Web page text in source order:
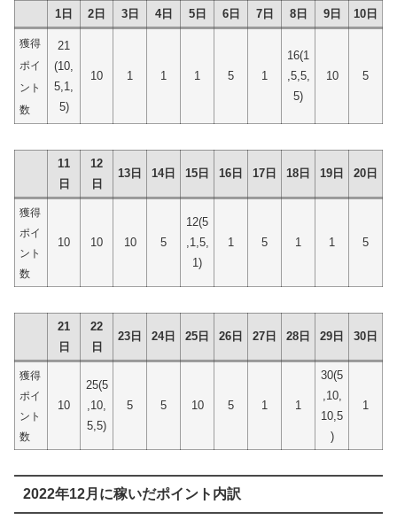
1日 2日 3日 4日 5日 6日 7日 8日 9日 10日
獲得
ポイ
ント
数
21
(10,
5,1,
5)
10 1 1 1 5 1
16(1
,5,5,
5)
10 5
11
日
12
日
13日 14日 15日 16日 17日 18日 19日 20日
獲得
ポイ
ント
数
10 10 10 5
12(5
,1,5,
1)
1 5 1 1 5
21
日
22
日
23日 24日 25日 26日 27日 28日 29日 30日
獲得
ポイ
ント
数
10
25(5
,10,
5,5)
5 5 10 5 1 1
30(5
,10,
10,5
)
1
2022年12月に稼いだポイント内訳